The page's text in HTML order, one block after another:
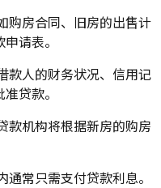
购房合同、旧房的出售计
请表。
款人的财务状况、信用记
贷款。
款机构将根据新房的购房
常只需支付贷款利息。